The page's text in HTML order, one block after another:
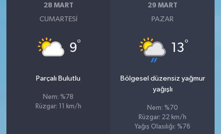
28 MART
CUMARTESI
9°
Parçalı Bulutlu
Nem: %78
Rüzgar: 11 km/h
29 MART
PAZAR
13°
Bölgesel düzensiz yağmur
yağışlı
Nem: %70
Rüzgar: 22 km/h
Yağış Olasılığı: %76